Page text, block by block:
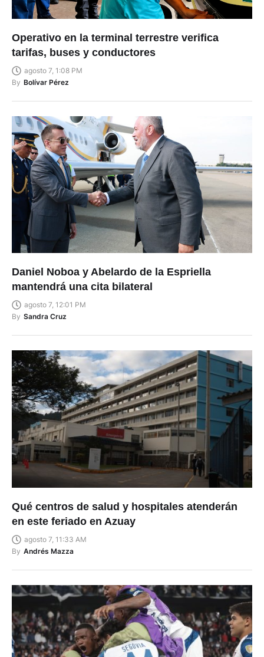
Operativo en la terminal terrestre verifica
tarifas, buses y conductores
agosto 7, 1:08 PM
By Bolívar Pérez
Daniel Noboa y Abelardo de la Espriella
mantendrá una cita bilateral
agosto 7, 12:01 PM
By Sandra Cruz
Qué centros de salud y hospitales atenderán
en este feriado en Azuay
agosto 7, 11:33 AM
By Andrés Mazza